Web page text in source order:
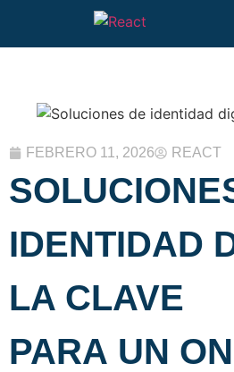
FEBRERO 11, 2026 REACT
IDENTIDAD
LA CLAVE
PARA UN